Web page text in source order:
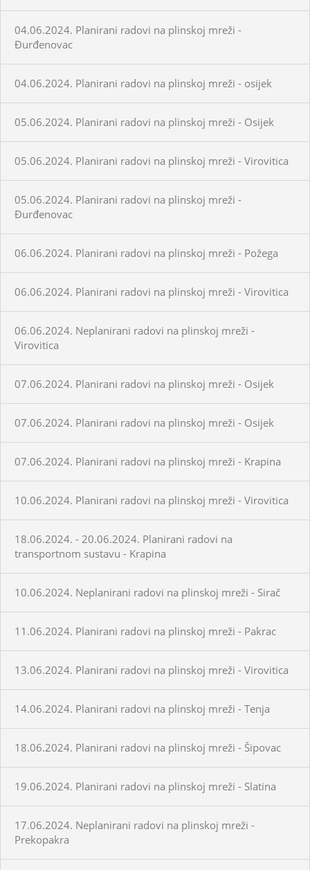
04.06.2024. Planirani radovi na plinskoj mreži -
Đurđenovac
04.06.2024. Planirani radovi na plinskoj mreži - osijek
05.06.2024. Planirani radovi na plinskoj mreži - Osijek
05.06.2024. Planirani radovi na plinskoj mreži - Virovitica
05.06.2024. Planirani radovi na plinskoj mreži -
Đurđenovac
06.06.2024. Planirani radovi na plinskoj mreži - Požega
06.06.2024. Planirani radovi na plinskoj mreži - Virovitica
06.06.2024. Neplanirani radovi na plinskoj mreži -
Virovitica
07.06.2024. Planirani radovi na plinskoj mreži - Osijek
07.06.2024. Planirani radovi na plinskoj mreži - Osijek
07.06.2024. Planirani radovi na plinskoj mreži - Krapina
10.06.2024. Planirani radovi na plinskoj mreži - Virovitica
18.06.2024. - 20.06.2024. Planirani radovi na
transportnom sustavu - Krapina
10.06.2024. Neplanirani radovi na plinskoj mreži - Sirač
11.06.2024. Planirani radovi na plinskoj mreži - Pakrac
13.06.2024. Planirani radovi na plinskoj mreži - Virovitica
14.06.2024. Planirani radovi na plinskoj mreži - Tenja
18.06.2024. Planirani radovi na plinskoj mreži - Šipovac
19.06.2024. Planirani radovi na plinskoj mreži - Slatina
17.06.2024. Neplanirani radovi na plinskoj mreži -
Prekopakra